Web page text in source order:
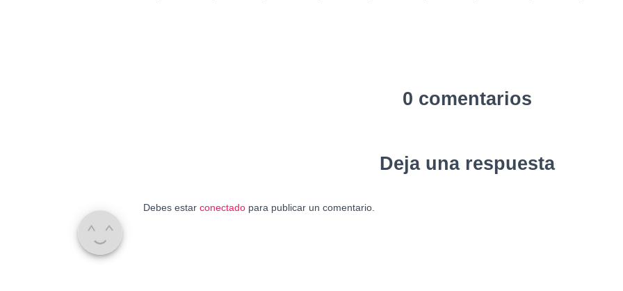
0 comentarios
Deja una respuesta
Debes estar conectado para publicar un comentario.